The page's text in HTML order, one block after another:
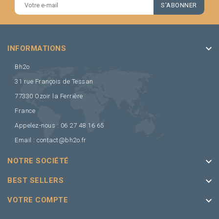
INFORMATIONS keyboard_arrow_down
Bh2o
31 rue François de Tessan
77330 Ozoir la Ferrière
France
Appelez-nous : 06 27 48 16 65
Email : contact@bh2o.fr
NOTRE SOCIÉTÉ keyboard_arrow_down
BEST SELLERS keyboard_arrow_down
VOTRE COMPTE keyboard_arrow_down